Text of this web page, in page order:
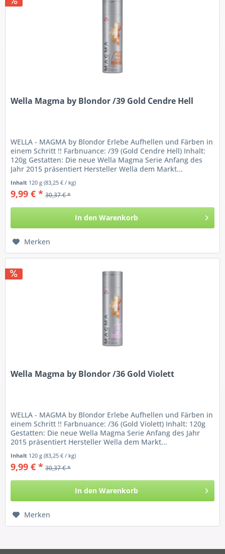
Wella Magma by Blondor /39 Gold Cendre Hell
WELLA - MAGMA by Blondor Erlebe Aufhellen und Färben in
einem Schritt !! Farbnuance: /39 (Gold Cendre Hell) Inhalt:
120g Gestatten: Die neue Wella Magma Serie Anfang des
Jahr 2015 präsentiert Hersteller Wella dem Markt...
Inhalt 120 g(83,25 € / kg)
9,99 € * 30,37 € *
In den Warenkorb
Merken
Wella Magma by Blondor /36 Gold Violett
WELLA - MAGMA by Blondor Erlebe Aufhellen und Färben in
einem Schritt !! Farbnuance: /36 (Gold Violett) Inhalt: 120g
Gestatten: Die neue Wella Magma Serie Anfang des Jahr
2015 präsentiert Hersteller Wella dem Markt...
Inhalt 120 g(83,25 € / kg)
9,99 € * 30,37 € *
In den Warenkorb
Merken